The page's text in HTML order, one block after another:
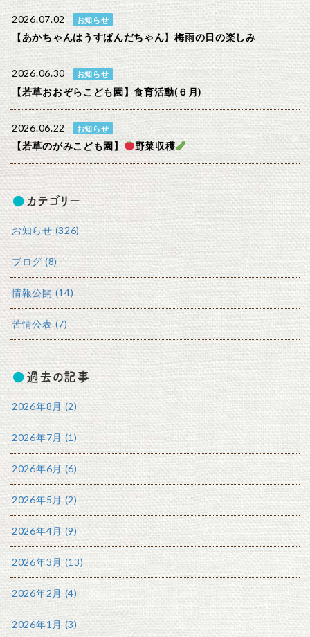
2026.07.02 お知らせ
【あかちゃんはうすぱんだちゃん】梅雨の日の楽しみ
2026.06.30 お知らせ
【若草おおぞらこども園】食育活動(６月)
2026.06.22 お知らせ
【若草のがみこども園】 野菜収穫
カテゴリー
お知らせ (326)
ブログ (8)
情報公開 (14)
苦情公表 (7)
過去の記事
2026年8月 (2)
2026年7月 (1)
2026年6月 (6)
2026年5月 (2)
2026年4月 (9)
2026年3月 (13)
2026年2月 (4)
2026年1月 (3)